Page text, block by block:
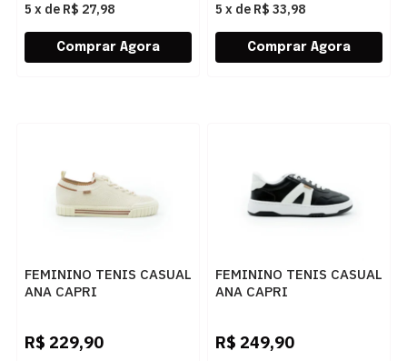
5 x de R$ 27,98 5 x de R$ 33,98
FEMININO TENIS CASUAL
ANA CAPRI
R$ 229,90
FEMININO TENIS CASUAL
ANA CAPRI
R$ 249,90